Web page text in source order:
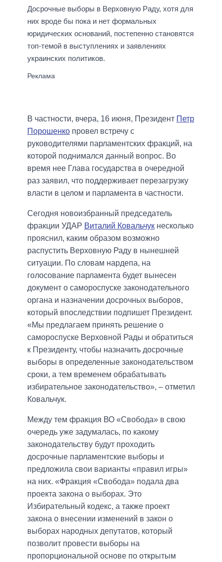
Досрочные выборы в Верховную Раду, хотя для
них вроде бы пока и нет формальных
юридических оснований, постепенно становятся
топ-темой в выступлениях и заявлениях
украинских политиков.
В частности, вчера, 16 июня, Президент Петр
Порошенко провел встречу с
руководителями парламентских фракций, на
которой поднимался данный вопрос. Во
время нее Глава государства в очередной
раз заявил, что поддерживает перезагрузку
власти в целом и парламента в частности.
Сегодня новоизбранный председатель
фракции УДАР Виталий Ковальчук несколько
прояснил, каким образом возможно
распустить Верховную Раду в нынешней
ситуации. По словам нардепа, на
голосование парламента будет вынесен
документ о самороспуске законодательного
органа и назначении досрочных выборов,
который впоследствии подпишет Президент.
«Мы предлагаем принять решение о
самороспуске Верховной Рады и обратиться
к Президенту, чтобы назначить досрочные
выборы в определенные законодательством
сроки, а тем временем обрабатывать
избирательное законодательство», – отметил
Ковальчук.
Между тем фракция ВО «Свобода» в свою
очередь уже задумалась, по какому
законодательству будут проходить
досрочные парламентские выборы и
предложила свои варианты «правил игры»
на них. «Фракция «Свобода» подала два
проекта закона о выборах. Это
Избирательный кодекс, а также проект
закона о внесении изменений в закон о
выборах народных депутатов, который
позволит провести выборы на
пропорциональной основе по открытым